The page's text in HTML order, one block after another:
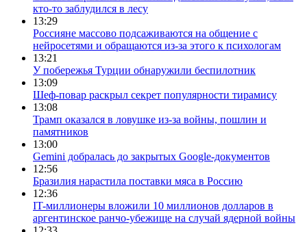
РЖД против своей страны
Монополия вкладывалась-вкладывалась в
Армению и довкладывалась (фото: Deep Vision)
В разделе